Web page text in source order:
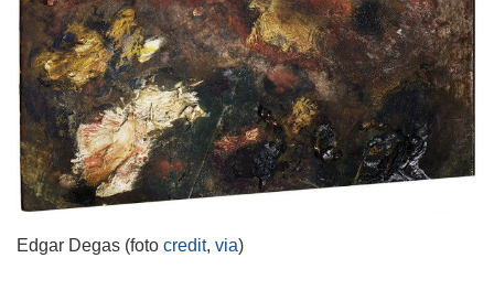
Edgar Degas (foto credit, via)